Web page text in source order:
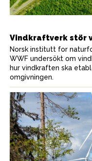
Vindkraftverk stör
Norsk institutt for
WWF undersökt om
hur vindkraften ska
omgivningen.